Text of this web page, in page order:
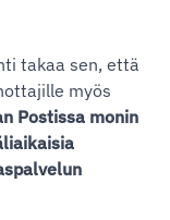
takaa sen, että
myös
Postissa monin